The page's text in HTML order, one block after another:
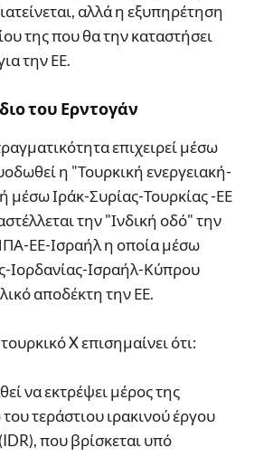
αλλά η εξυπηρέτηση
της που θα την καταστήσει
την ΕΕ.
του Ερντογάν
επιχειρεί μέσω
η "Τουρκική ενεργειακή-
μέσω Ιράκ-Συρίας-Τουρκίας -ΕΕ
την "Ινδική οδό" την
ΕΕ-Ισραήλ η οποία μέσω
Ιορδανίας-Ισραήλ-Κύπρου
αποδέκτη την ΕΕ.
X επισημαίνει ότι:
να εκτρέψει μέρος της
τεράστιου ιρακινού έργου
που βρίσκεται υπό